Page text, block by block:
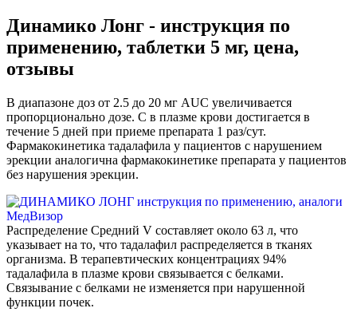
Динамико Лонг - инструкция по
применению, таблетки 5 мг, цена,
отзывы
В диапазоне доз от 2.5 до 20 мг AUC увеличивается
пропорционально дозе. C в плазме крови достигается в
течение 5 дней при приеме препарата 1 раз/сут.
Фармакокинетика тадалафила у пациентов с нарушением
эрекции аналогична фармакокинетике препарата у пациентов
без нарушения эрекции.
Распределение Средний V составляет около 63 л, что
указывает на то, что тадалафил распределяется в тканях
организма. В терапевтических концентрациях 94%
тадалафила в плазме крови связывается с белками.
Связывание с белками не изменяется при нарушенной
функции почек.